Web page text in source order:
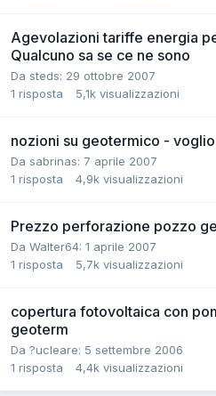
Agevolazioni tariffe energia
Qualcuno sa se ce ne sono
Da steds: 29 ottobre 2007
1 risposta 5,1k visualizzazioni
nozioni su geotermico -
Da sabrinas: 7 aprile 2007
1 risposta 4,9k visualizzazioni
Prezzo perforazione pozzo
Da Walter64: 1 aprile 2007
1 risposta 5,7k visualizzazioni
copertura fotovoltaica con
geoterm
Da ?ucleare: 5 settembre 2006
1 risposta 4,4k visualizzazioni